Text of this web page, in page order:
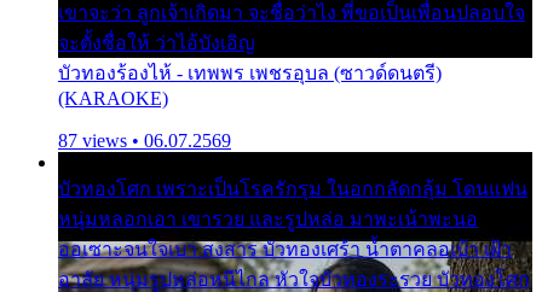
เขาจะว่า ลูกเจ้าเกิดมา จะชื่อว่าไง พี่ขอเป็นเพื่อนปลอบใจ
จะตั้งชื่อให้ ว่าไอ้บังเอิญ
บัวทองร้องไห้ - เทพพร เพชรอุบล (ซาวด์ดนตรี)
(KARAOKE)
87 views • 06.07.2569
บัวทองโศก เพราะเป็นโรครักรุม ในอกกลัดกลุ้ม โดนแฟน
หนุ่มหลอกเอา เขารวย และรูปหล่อ มาพะเน้าพะนอ
ออเซาะจนใจเบา สงสาร บัวทองเศร้า น้ำตาคลอเบ้า เฝ้า
อาลัย หนุ่มรูปหล่อหนีไกล หัวใจบัวทองระรวย บัวทองโศก